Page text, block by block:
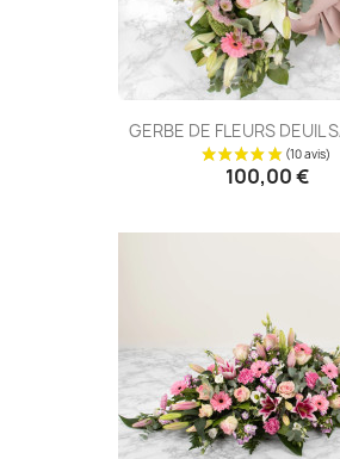
GERBE DE FLEURS DEUIL
100,00 €